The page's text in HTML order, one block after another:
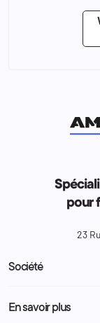
pour
23
Société
Livraison et retour
En savoir plus